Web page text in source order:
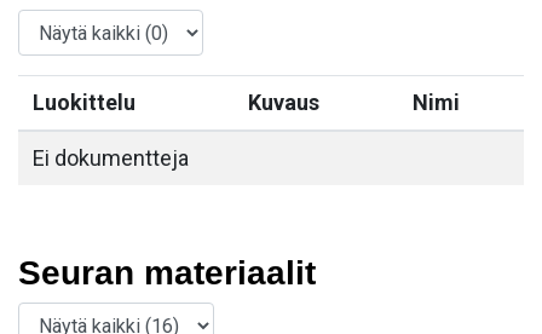
Luokittelu Kuvaus Nimi
Ei dokumentteja
Seuran materiaalit